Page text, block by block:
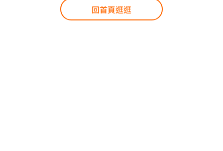
回首頁逛逛